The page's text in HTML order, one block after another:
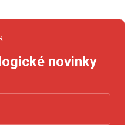
novinky